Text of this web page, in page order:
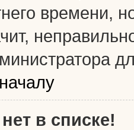
времени,
в списке!